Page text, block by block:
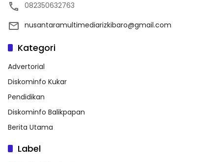
082350632763
nusantaramultimediarizkibaro@gmail.com
Kategori
Advertorial
Diskominfo Kukar
Pendidikan
Diskominfo Balikpapan
Berita Utama
Label